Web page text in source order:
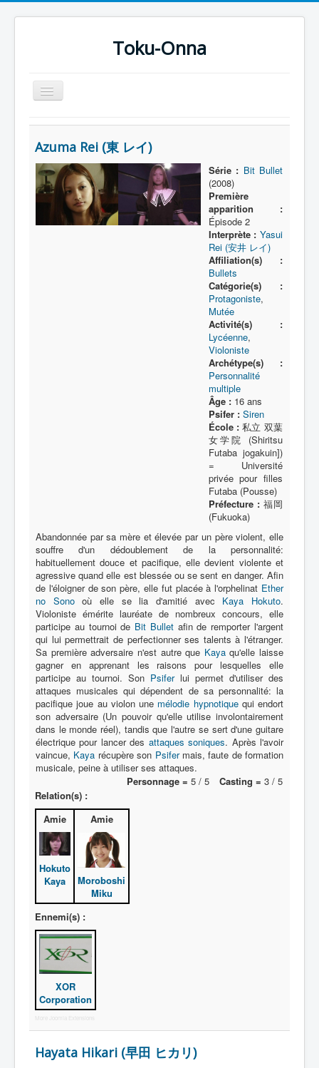
Toku-Onna
Basculer
la
Accueil
Toku-Actrices
Toku-Critiques
Séries
Films
Bit Bullet (ビット バレット)
Références
Fanservice
Bullets
XOR Corporation
Entourage
Déguisements
[]
Généralités
Membres
Accessoires
Armes
Psifers
Attaques
Azuma Rei (東 レイ)
Série : Bit Bullet
(2008)
Première
apparition :
Épisode 2
Interprète : Yasui
Rei (安井 レイ)
Affiliation(s) :
Bullets
Catégorie(s) :
Protagoniste,
Mutée
Activité(s) :
Lycéenne,
Violoniste
Archétype(s) :
Personnalité
multiple
Âge :16 ans
Psifer : Siren
École : 私立 双葉
女学院 (Shiritsu
Futaba jogakuin])
= Université
privée pour filles
Futaba (Pousse)
Préfecture :福岡
(Fukuoka)
Abandonnée par sa mère et élevée par un père violent, elle
souffre d'un dédoublement de la personnalité:
habituellement douce et pacifique, elle devient violente et
agressive quand elle est blessée ou se sent en danger. Afin
de l'éloigner de son père, elle fut placée à l'orphelinat Ether
no Sonooù elle se lia d'amitié avec Kaya Hokuto.
Violoniste émérite lauréate de nombreux concours, elle
participe au tournoi de Bit Bulletafin de remporter l'argent
qui lui permettrait de perfectionner ses talents à l'étranger.
Sa première adversaire n'est autre que Kayaqu'elle laisse
gagner en apprenant les raisons pour lesquelles elle
participe au tournoi. Son Psiferlui permet d'utiliser des
attaques musicales qui dépendent de sa personnalité: la
pacifique joue au violon une mélodie hypnotiquequi endort
son adversaire (Un pouvoir qu'elle utilise involontairement
dans le monde réel), tandis que l'autre se sert d'une guitare
électrique pour lancer des attaques soniques. Après l'avoir
vaincue, Kaya récupère son Psifermais, faute de formation
musicale, peine à utiliser ses attaques.
Personnage = 5 / 5 Casting = 3 / 5
Relation(s) :
Amie
Hokuto
Kaya
Amie
Moroboshi
Miku
Ennemi(s) :
XOR
Corporation
More Joomla Extensions
Hayata Hikari (早田 ヒカリ)